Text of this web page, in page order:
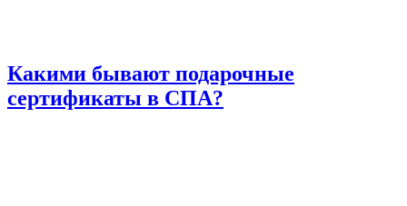
Какими бывают подарочные
сертификаты в СПА?